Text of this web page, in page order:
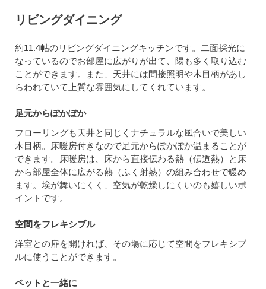
リビングダイニング
約11.4帖のリビングダイニングキッチンです。二面採光に
なっているのでお部屋に広がりが出て、陽も多く取り込む
ことができます。また、天井には間接照明や木目柄があし
らわれていて上質な雰囲気にしてくれています。
足元からぽかぽか
フローリングも天井と同じくナチュラルな風合いで美しい
木目柄。床暖房付きなので足元からぽかぽか温まることが
できます。床暖房は、床から直接伝わる熱（伝道熱）と床
から部屋全体に広がる熱（ふく射熱）の組み合わせで暖め
ます。埃が舞いにくく、空気が乾燥しにくいのも嬉しいポ
イントです。
空間をフレキシブル
洋室との扉を開ければ、その場に応じて空間をフレキシブ
ルに使うことができます。
ペットと一緒に